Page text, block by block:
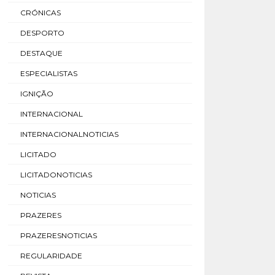
CRÓNICAS
DESPORTO
DESTAQUE
ESPECIALISTAS
IGNIÇÃO
INTERNACIONAL
INTERNACIONALNOTICIAS
LICITADO
LICITADONOTICIAS
NOTICIAS
PRAZERES
PRAZERESNOTICIAS
REGULARIDADE